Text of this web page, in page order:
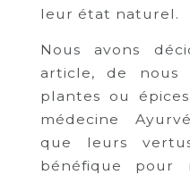
leur état naturel.
Nous avons
article, de nous
plantes ou
médecine
que leurs
bénéfique pour